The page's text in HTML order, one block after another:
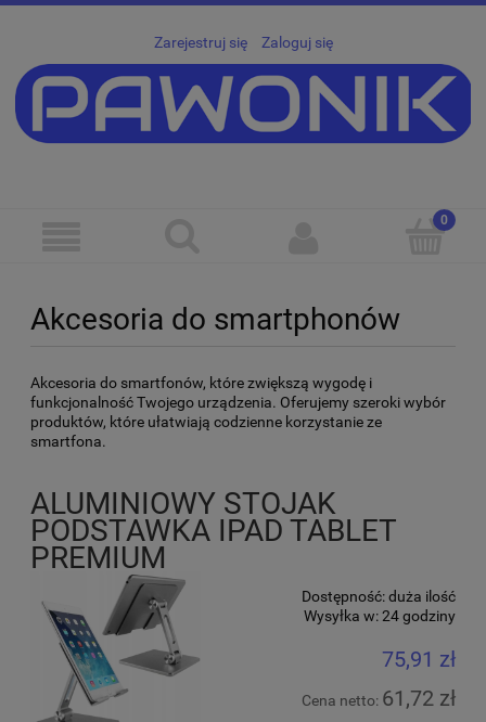
Zarejestruj się Zaloguj się
Akcesoria do smartphonów
Akcesoria do smartfonów, które zwiększą wygodę i
funkcjonalność Twojego urządzenia. Oferujemy szeroki wybór
produktów, które ułatwiają codzienne korzystanie ze
smartfona.
ALUMINIOWY STOJAK
PODSTAWKA IPAD TABLET
PREMIUM
Dostępność:duża ilość
Wysyłka w:24 godziny
75,91 zł
Cena netto: 61,72 zł